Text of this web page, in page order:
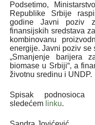
Podsetimo,
Republike Srbije
godine Javni poziv
finansijskih sredstava
kombinovanu
energije. Javni poziv se
„Smanjenje barijera
biomase u Srbiji“, a
životnu sredinu i UNDP.
Spisak podnosioca
sledećem linku.